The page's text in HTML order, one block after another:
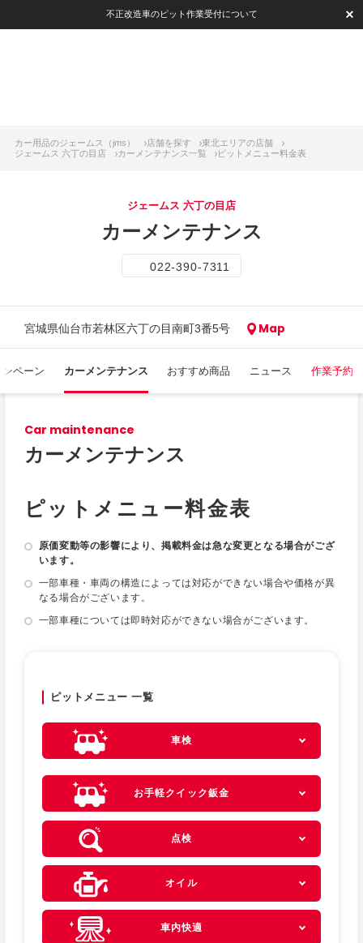
不正改造車のピット作業受付について
カー用品のジェームス（jms） 店舗を探す
東北エリアの店舗
ジェームス 六丁の目店
カーメンテナンス一覧 ピットメニュー料金表
ジェームス 六丁の目店
カーメンテナンス
022-390-7311
宮城県仙台市若林区六丁の目南町3番5号 Map
ペーン カーメンテナンス おすすめ商品 ニュース 作業予約
Car maintenance
カーメンテナンス
ピットメニュー料金表
原価変動等の影響により、掲載料金は急な変更となる場合がござ
います。
一部車種・車両の構造によっては対応ができない場合や価格が異
なる場合がございます。
一部車種については即時対応ができない場合がございます。
ピットメニュー 一覧
車検
お手軽クイック鈑金
点検
オイル
車内快適